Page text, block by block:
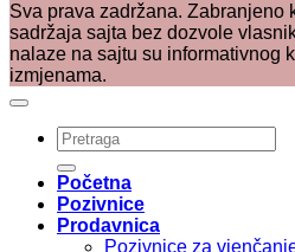
Sva prava zadržana. Zabranjeno
sadržaja sajta bez dozvole
nalaze na sajtu su informativnog
izmjenama.
Pretraži:
Početna
Pozivnice
Prodavnica
Pozivnice za